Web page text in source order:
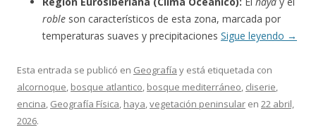
roble son característicos de esta zona, marcada por
temperaturas suaves y precipitaciones Sigue leyendo →
Esta entrada se publicó en Geografía y está etiquetada con
alcornoque, bosque atlantico, bosque mediterráneo, cliserie,
encina, Geografía Física, haya,vegetación peninsular en 22 abril,
2026.